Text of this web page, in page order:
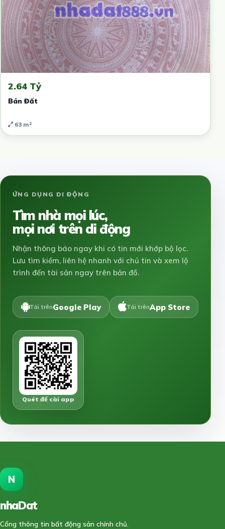
2.64 Tỷ
Bán Đất
63 m²
ỨNG DỤNG DI ĐỘNG
Tìm nhà mọi lúc,
mọi nơi trên di động
Nhận thông báo ngay khi có tin mới khớp bộ lọc.
Lưu tìm kiếm, liên hệ nhanh với chủ tin và xem lộ
trình đến tài sản ngay trên bản đồ.
Tải trênGoogle Play Tải trênApp Store
Quét để cài app
N
nhaDat
Cổng thông tin bất động sản chính chủ.